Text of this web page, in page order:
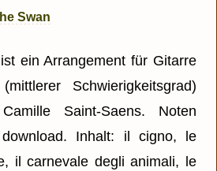
Swan
ein Arrangement für Gitarre
Schwierigkeitsgrad)
Saint-Saens. Noten
Inhalt: il cigno, le
il carnevale degli animali, le